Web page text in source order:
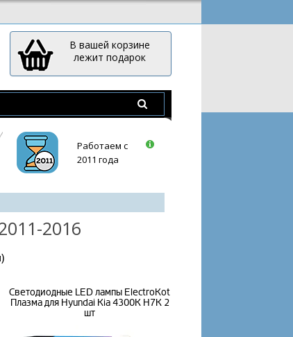
В вашей корзине
лежит подарок
Работаем с
2011 года
2016
Светодиодные LED лампы ElectroKot
Плазма для Hyundai Kia 4300K H7K 2
шт